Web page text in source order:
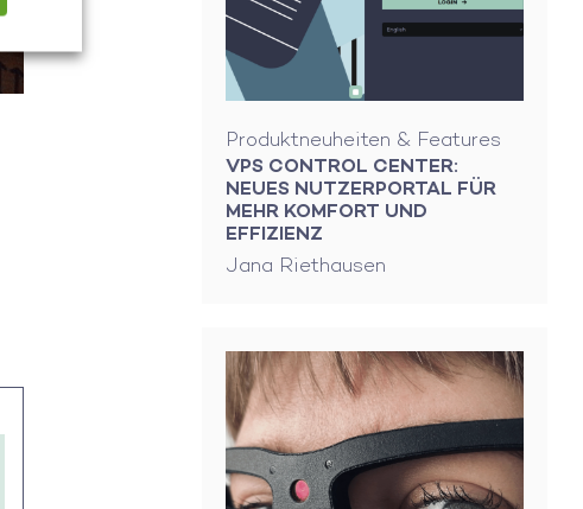
Produktneuheiten & Features
VPS CONTROL CENTER:
NEUES NUTZERPORTAL FÜR
MEHR KOMFORT UND
EFFIZIENZ
Jana Riethausen